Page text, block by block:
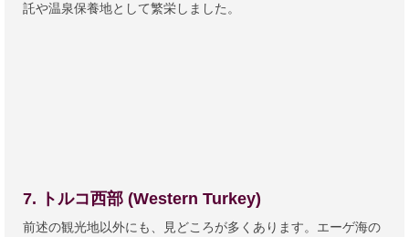
託や温泉保養地として繁栄しました。
7. トルコ西部 (Western Turkey)
前述の観光地以外にも、見どころが多くあります。エーゲ海の